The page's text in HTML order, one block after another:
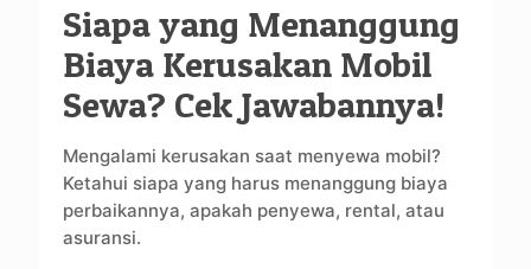
Siapa yang Menanggung
Biaya Kerusakan Mobil
Sewa? Cek Jawabannya!
Mengalami kerusakan saat menyewa mobil?
Ketahui siapa yang harus menanggung biaya
perbaikannya, apakah penyewa, rental, atau
asuransi.